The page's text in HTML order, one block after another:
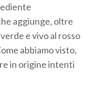
aggiunge, oltre
e vivo al rosso
abbiamo visto,
in origine intenti